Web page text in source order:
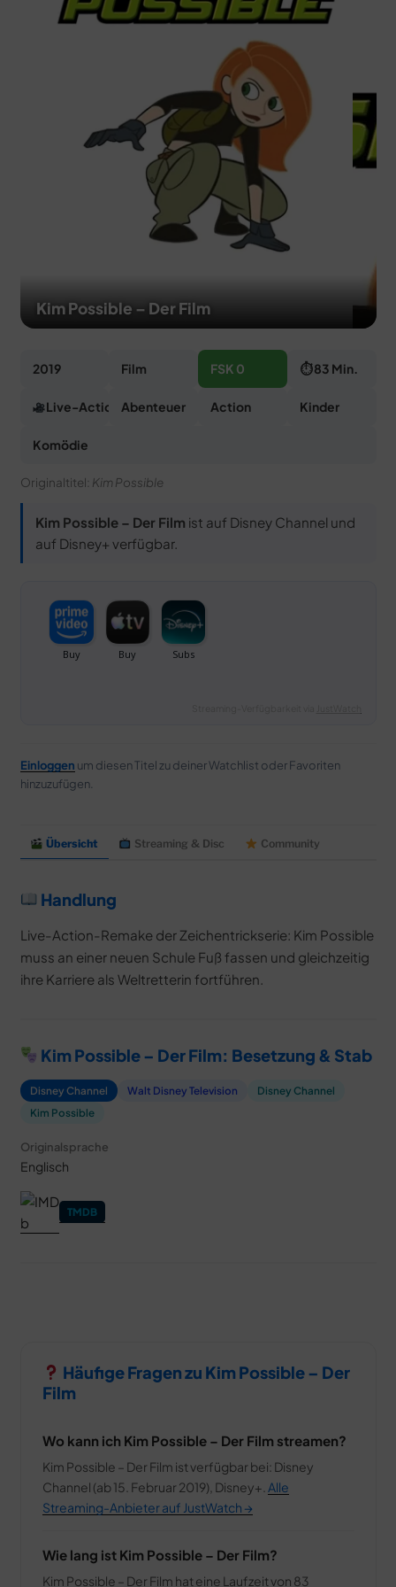
Kim Possible – Der Film
2019 Film FSK 0 ⏱ 83 Min.
Live-Action Abenteuer Action Kinder
Komödie
Originaltitel: Kim Possible
Kim Possible – Der Film ist auf Disney Channel und
auf Disney+ verfügbar.
Einloggen um diesen Titel zu deiner Watchlist oder Favoriten
hinzuzufügen.
Übersicht Streaming & Disc Community
Handlung
Live-Action-Remake der Zeichentrickserie: Kim Possible
muss an einer neuen Schule Fuß fassen und gleichzeitig
ihre Karriere als Weltretterin fortführen.
Kim Possible – Der Film: Besetzung & Stab
Disney Channel Walt Disney Television
Disney Channel
Kim Possible
Originalsprache
Englisch
TMDB
Häufige Fragen zu Kim Possible – Der
Film
Wo kann ich Kim Possible – Der Film streamen?
Kim Possible – Der Film ist verfügbar bei: Disney
Channel (ab 15. Februar 2019), Disney+. Alle
Streaming-Anbieter auf JustWatch →
Wie lang ist Kim Possible – Der Film?
Kim Possible – Der Film hat eine Laufzeit von 83